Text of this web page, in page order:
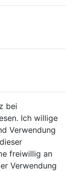
bei
Ich willige
Verwendung
freiwillig an
Verwendung